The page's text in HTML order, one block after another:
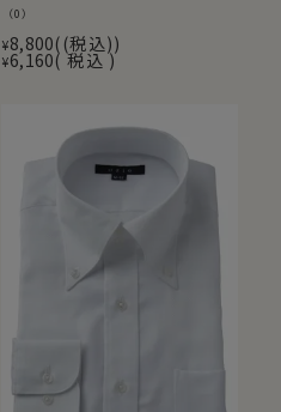
（0）
¥8,800 (税込)
¥6,160 税込